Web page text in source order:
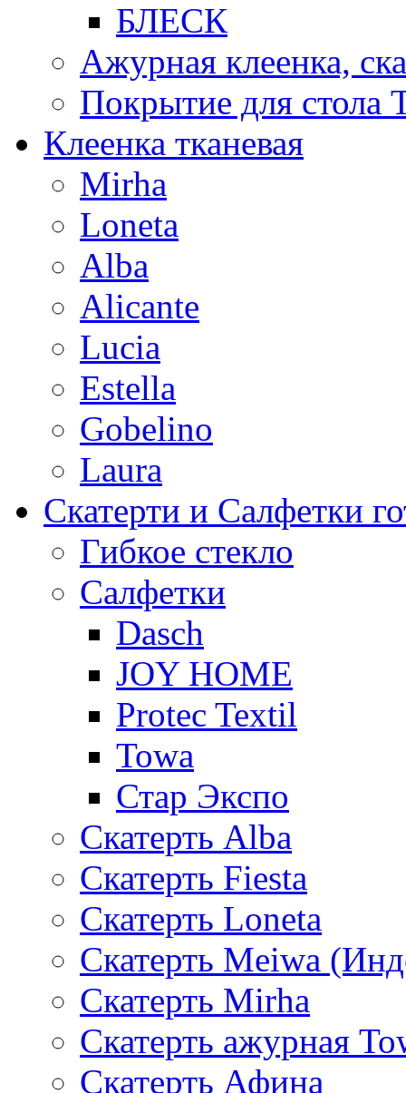
БЛЕСК
Ажурная клеенка,
Покрытие для стола
Клеенка тканевая
Mirha
Loneta
Alba
Alicante
Lucia
Estella
Gobelino
Laura
Скатерти и Салфетки
Гибкое стекло
Салфетки
Dasch
JOY HOME
Protec Textil
Towa
Стар Экспо
Скатерть Alba
Скатерть Fiesta
Скатерть Loneta
Скатерть Meiwa
Скатерть Mirha
Скатерть ажурная
Скатерть Афина